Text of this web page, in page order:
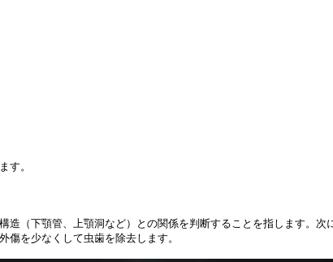
す。
（下顎管、上顎洞など）との関係を判断することを指します。次
傷を少なくして虫歯を除去します。